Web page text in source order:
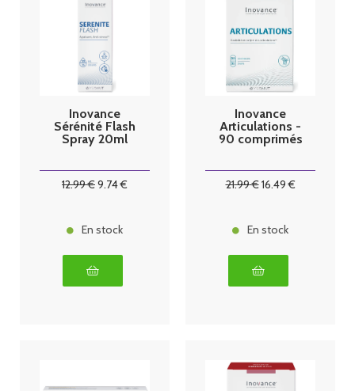
Inovance
Sérénité Flash
Spray 20ml
12.99€9.74€
En stock
Inovance
Articulations -
90 comprimés
21.99€16.49€
En stock